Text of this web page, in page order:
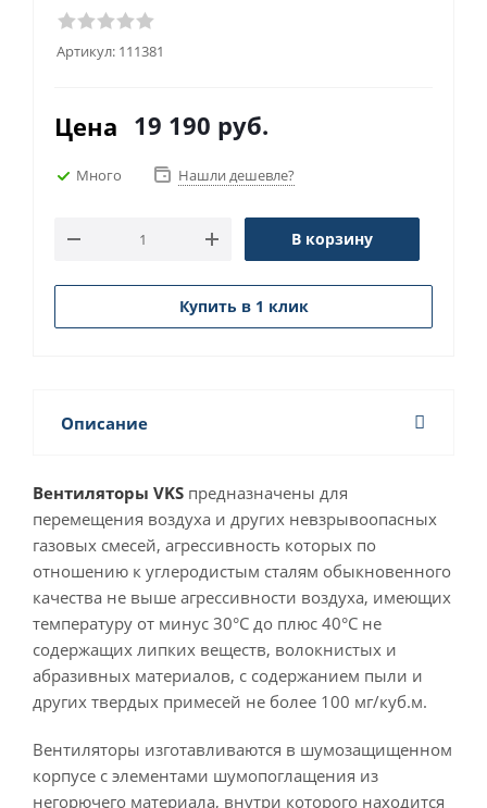
Артикул: 111381
Цена 19 190 руб.
Много Нашли дешевле?
В корзину
Купить в 1 клик
Описание
Вентиляторы VKS предназначены для
перемещения воздуха и других невзрывоопасных
газовых смесей, агрессивность которых по
отношению к углеродистым сталям обыкновенного
качества не выше агрессивности воздуха, имеющих
температуру от минус 30°С до плюс 40°С не
содержащих липких веществ, волокнистых и
абразивных материалов, с содержанием пыли и
других твердых примесей не более 100 мг/куб.м.
Вентиляторы изготавливаются в шумозащищенном
корпусе с элементами шумопоглащения из
негорючего материала, внутри которого находится